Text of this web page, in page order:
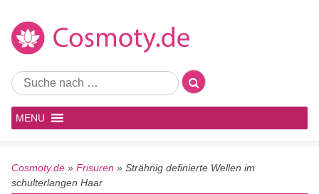
MENU
Cosmoty.de » Frisuren » Strähnig definierte Wellen im
schulterlangen Haar